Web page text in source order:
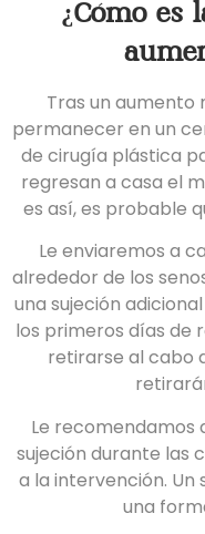
¿Cómo es
Tras un aumento
permanecer en un
de cirugía plástica
regresan a casa el
es así, es probable
Le enviaremos a
alrededor de los
una sujeción
los primeros días de
retirarse al cabo
Le recomendamos
sujeción durante las
a la intervención.
una